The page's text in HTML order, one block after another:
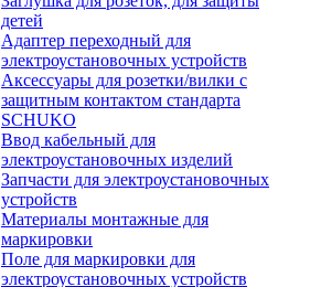
детей
Адаптер переходный для
электроустановочных устройств
Аксессуары для розетки/вилки с
защитным контактом стандарта
SCHUKO
Ввод кабельный для
электроустановочных изделий
Запчасти для электроустановочных
устройств
Материалы монтажные для
маркировки
Поле для маркировки для
электроустановочных устройств